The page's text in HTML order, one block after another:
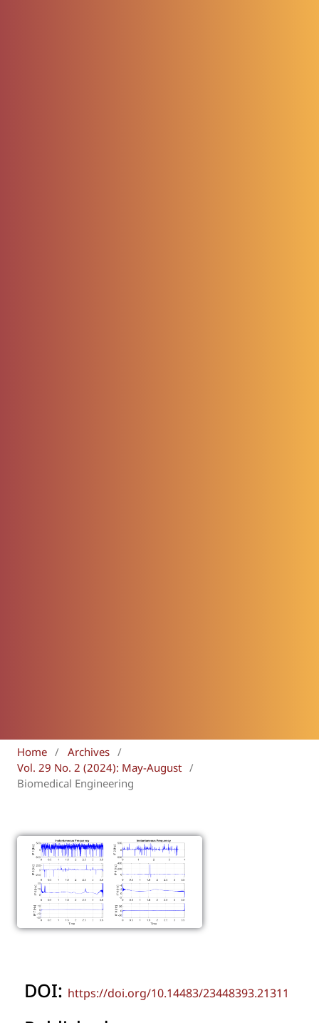
Home / Archives /
Vol. 29 No. 2 (2024): May-August /
Biomedical Engineering
DOI: https://doi.org/10.14483/23448393.21311